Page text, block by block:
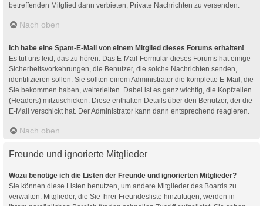
betreffenden Mitglied dann verbieten, Private Nachrichten zu versenden.
Nach oben
Ich habe eine Spam-E-Mail von einem Mitglied dieses Forums erhalten!
Es tut uns leid, das zu hören. Das E-Mail-Formular dieses Forums hat einige
Sicherheitsvorkehrungen, die Benutzer, die solche Nachrichten senden,
identifizieren sollen. Sie sollten einem Administrator die komplette E-Mail, die
Sie bekommen haben, weiterleiten. Dabei ist es ganz wichtig, die Kopfzeilen
(Headers) mitzuschicken. Diese enthalten Details über den Benutzer, der die
E-Mail verschickt hat. Der Administrator kann dann entsprechend reagieren.
Nach oben
Freunde und ignorierte Mitglieder
Wozu benötige ich die Listen der Freunde und ignorierten Mitglieder?
Sie können diese Listen benutzen, um andere Mitglieder des Boards zu
verwalten. Mitglieder, die Sie Ihrer Freundesliste hinzufügen, werden in